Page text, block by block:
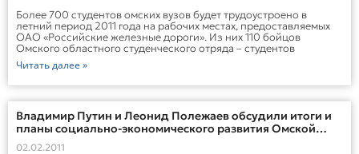
Более 700 студентов омских вузов будет трудоустроено в
летний период 2011 года на рабочих местах, предоставляемых
ОАО «Российские железные дороги». Из них 110 бойцов
Омского областного студенческого отряда – студентов
Читать далее »
Владимир Путин и Леонид Полежаев обсудили итоги и
планы социально-экономического развития Омской
области
02.02.2011